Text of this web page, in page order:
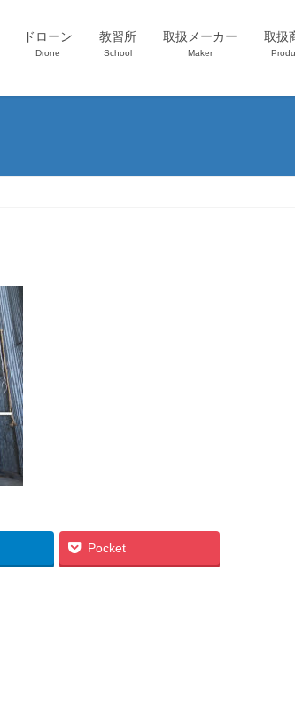
ドローン
Drone
教習所
School
取扱メーカー
Maker
取扱
Pocket